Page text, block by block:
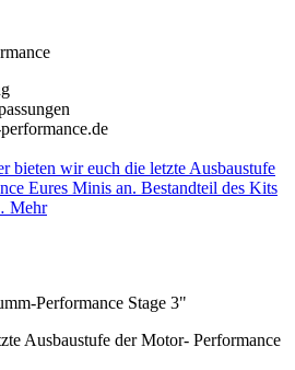
bieten wir euch die letzte Ausbaustufe
Eures Minis an. Bestandteil des Kits
Mehr
Performance Stage 3"
Ausbaustufe der Motor- Performance